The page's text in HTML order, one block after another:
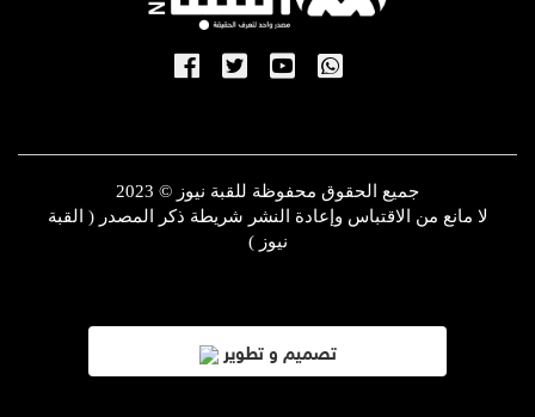
جميع الحقوق محفوظة للقبة نيوز © 2023
لا مانع من الاقتباس وإعادة النشر شريطة ذكر المصدر ( القبة
نيوز )
تصميم و تطوير